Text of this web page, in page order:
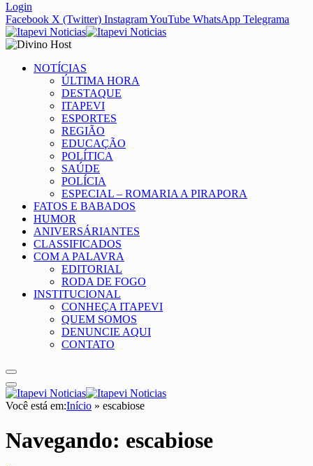
Login
Facebook X (Twitter) InstagramYouTube WhatsApp Telegrama
NOTÍCIAS
ÚLTIMA HORA
DESTAQUE
ITAPEVI
ESPORTES
REGIÃO
EDUCAÇÃO
POLÍTICA
SAÚDE
POLÍCIA
ESPECIAL – ROMARIA A PIRAPORA
FATOS E BABADOS
HUMOR
ANIVERSÁRIANTES
CLASSIFICADOS
COM A PALAVRA
EDITORIAL
RODA DE FOGO
INSTITUCIONAL
CONHEÇA ITAPEVI
QUEM SOMOS
DENUNCIE AQUI
CONTATO
Você está em:Início » escabiose
Navegando: escabiose